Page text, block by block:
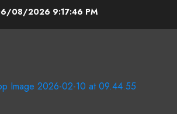
08/2026 9:17:47 PM